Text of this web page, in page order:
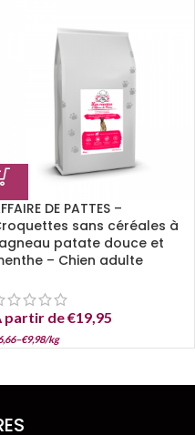
DE PATTES –
sans céréales à
patate douce et
– Chien adulte
partir de€19,95
–€9,98/kg